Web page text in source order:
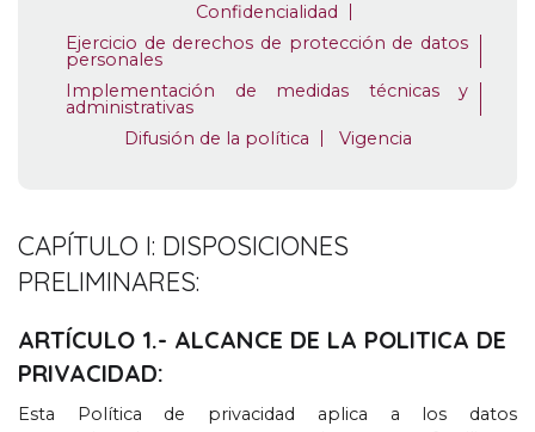
Confidencialidad
Ejercicio de derechos de protección de datos
personales
Implementación de medidas técnicas y
administrativas
Difusión de la política
Vigencia
CAPÍTULO I: DISPOSICIONES
PRELIMINARES:
ARTÍCULO 1.- ALCANCE DE LA POLITICA DE
PRIVACIDAD:
Esta Política de privacidad aplica a los datos